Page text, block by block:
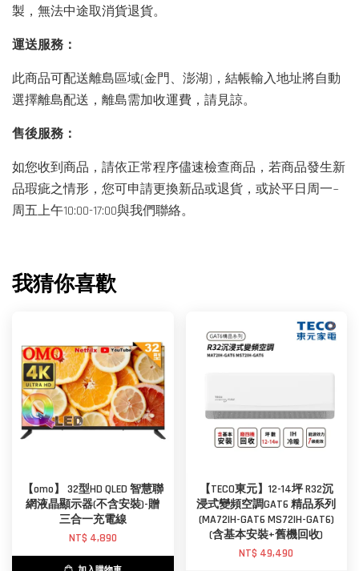
製，無法中途取消貨退貨。
運送服務：
此商品可配送離島區域(金門、澎湖)，結帳輸入地址將自動
選擇離島配送，離島需加收運費，請見諒。
售後服務：
如您收到商品，請依正常程序儘速檢查商品，若商品發生新
品瑕疵之情形，您可申請更換新品或退貨，或於平日周一~
周五上午10:00-17:00與我們聯絡。
我猜你喜歡
【omo】 32型HD QLED 智慧聯
網液晶顯示器(不含安裝)-贈
三合一充電線
NT$ 4,890
【TECO東元】12-14坪 R32沉
浸式變頻空調GAT6 精品系列
(MA72IH-GAT6 MS72IH-GAT6)
(含基本安裝+舊機回收)
NT$ 49,490